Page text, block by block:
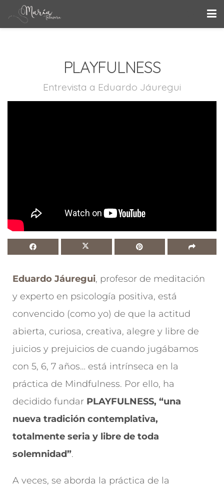
PLAYFULNESS
Entrevista a Eduardo Jáuregui
Eduardo Jáuregui, profesor de meditación
y experto en psicología positiva, está
convencido (como yo) de que la actitud
abierta, curiosa, creativa, alegre y libre de
juicios y prejuicios de cuando jugábamos
con 5, 6, 7 años… está intrínseca en la
práctica de Mindfulness. Por ello, ha
decidido fundar PLAYFULNESS, “una
nueva tradición contemplativa,
totalmente seria y libre de toda
solemnidad”.
A veces, se aborda la práctica de la